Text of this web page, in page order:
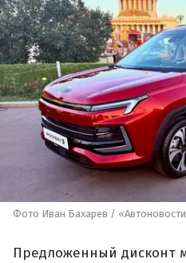
Фото Иван Бахарев /
Предложенный дисконт